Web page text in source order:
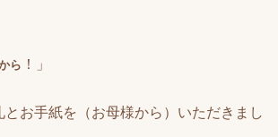
ら ！」
とお手紙を（お母様から）いただきまし